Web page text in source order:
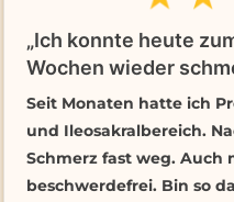
„Ich konnte heute
Wochen wieder
Seit Monaten hatte ich
und Ileosakralbereich.
Schmerz fast weg. Auch
beschwerdefrei. Bin so